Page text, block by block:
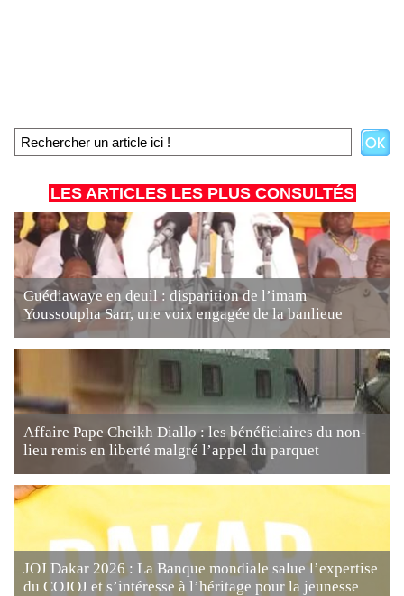
LES ARTICLES LES PLUS CONSULTÉS
Guédiawaye en deuil : disparition de l’imam
Youssoupha Sarr, une voix engagée de la banlieue
Affaire Pape Cheikh Diallo : les bénéficiaires du non-
lieu remis en liberté malgré l’appel du parquet
JOJ Dakar 2026 : La Banque mondiale salue l’expertise
du COJOJ et s’intéresse à l’héritage pour la jeunesse